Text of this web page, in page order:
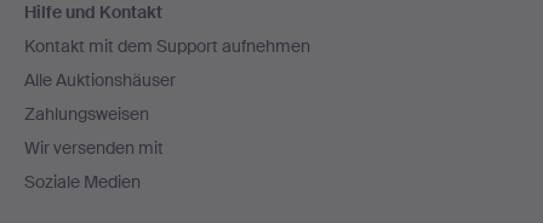
Navigation
Hilfe und Kontakt
Kontakt mit dem Support aufnehmen
Alle Auktionshäuser
Zahlungsweisen
Wir versenden mit
Soziale Medien